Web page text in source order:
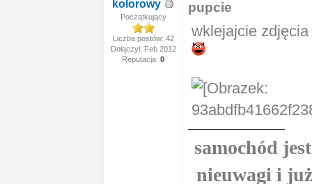
kolorowy
Początkujący
Liczba postów: 42
Dołączył: Feb 2012
Reputacja: 0
pupcie
wklejajcie
samochód
nieuwagi i